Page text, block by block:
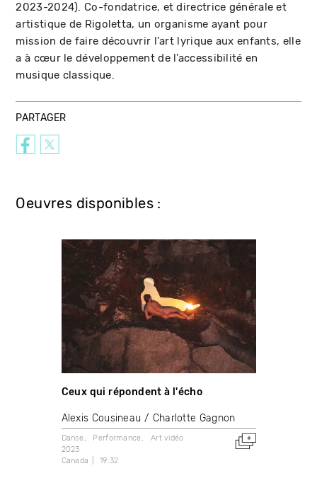
2023-2024). Co-fondatrice, et directrice générale et
artistique de Rigoletta, un organisme ayant pour
mission de faire découvrir l'art lyrique aux enfants, elle
a à cœur le développement de l’accessibilité en
musique classique.
PARTAGER
Oeuvres disponibles :
Ceux qui répondent à l'écho
Alexis Cousineau Charlotte Gagnon
Danse Performance
Art vidéo
2023
Canada
19:32